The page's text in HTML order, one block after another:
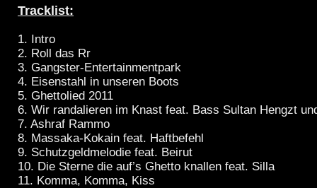
Tracklist:
1. Intro
2. Roll das Rr
3. Gangster-Entertainmentpark
4. Eisenstahl in unseren Boots
5. Ghettolied 2011
6. Wir randalieren im Knast feat. Bass Sultan Hengzt
7. Ashraf Rammo
8. Massaka-Kokain feat. Haftbefehl
9. Schutzgeldmelodie feat. Beirut
10. Die Sterne die auf’s Ghetto knallen feat. Silla
11. Komma, Komma, Kiss